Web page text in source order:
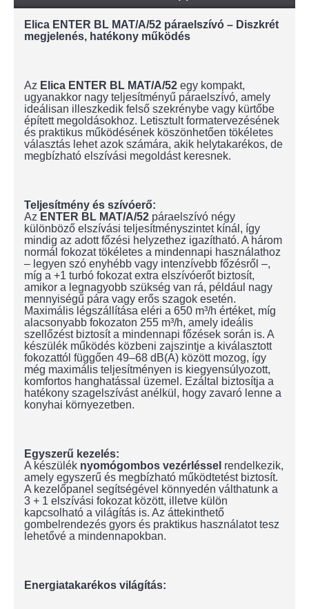
Elica ENTER BL MAT/A/52 páraelszívó – Diszkrét
megjelenés, hatékony működés
Az Elica ENTER BL MAT/A/52 egy kompakt,
ugyanakkor nagy teljesítményű páraelszívó, amely
ideálisan illeszkedik felső szekrénybe vagy kürtőbe
épített megoldásokhoz. Letisztult formatervezésének
és praktikus működésének köszönhetően tökéletes
választás lehet azok számára, akik helytakarékos, de
megbízható elszívási megoldást keresnek.
Teljesítmény és szívóerő:
Az ENTER BL MAT/A/52 páraelszívó négy
különböző elszívási teljesítményszintet kínál, így
mindig az adott főzési helyzethez igazítható. A három
normál fokozat tökéletes a mindennapi használathoz
– legyen szó enyhébb vagy intenzívebb főzésről –,
míg a +1 turbó fokozat extra elszívóerőt biztosít,
amikor a legnagyobb szükség van rá, például nagy
mennyiségű pára vagy erős szagok esetén.
Maximális légszállítása eléri a 650 m³/h értéket, míg
alacsonyabb fokozaton 255 m³/h, amely ideális
szellőzést biztosít a mindennapi főzések során is. A
készülék működés közbeni zajszintje a kiválasztott
fokozattól függően 49–68 dB(A) között mozog, így
még maximális teljesítményen is kiegyensúlyozott,
komfortos hanghatással üzemel. Ezáltal biztosítja a
hatékony szagelszívást anélkül, hogy zavaró lenne a
konyhai környezetben.
Egyszerű kezelés:
A készülék nyomógombos vezérléssel rendelkezik,
amely egyszerű és megbízható működtetést biztosít.
A kezelőpanel segítségével könnyedén válthatunk a
3 + 1 elszívási fokozat között, illetve külön
kapcsolható a világítás is. Az áttekinthető
gombelrendezés gyors és praktikus használatot tesz
lehetővé a mindennapokban.
Energiatakarékos világítás: